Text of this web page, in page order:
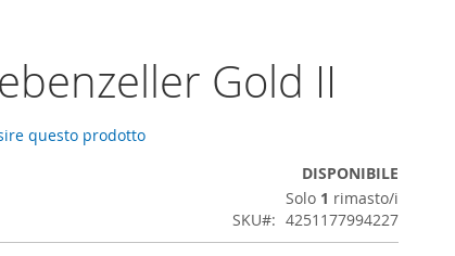
Gold II
questo prodotto
DISPONIBILE
Solo 1 rimasto/i
SKU
4251177994227